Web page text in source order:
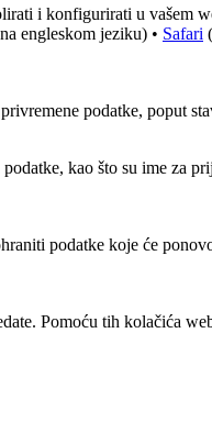
i konfigurirati u vašem
engleskom jeziku) • Safari
podatke, poput
kao što su ime za
podatke koje će
Pomoću tih kolačića